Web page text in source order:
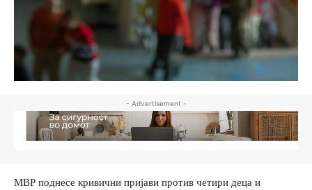
- Advertisement -
МВР поднесе кривични пријави против четири деца и